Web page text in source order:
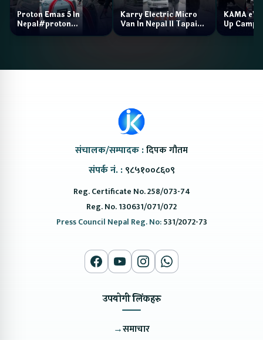
Proton Emas 5 In
Nepal#proton
#protonemas5#protonnepal#evcarnepal
Karry Electric Micro
Van In Nepal II Tapaiko
Bazar II Jankari
KAMA eV
Up Camp
संचालक/सम्पादक :दिपक गौतम
संपर्क नं. : ९८५१००८६०९
Reg. Certificate No. 258/073-74
Reg. No. 130631/071/072
Press Council Nepal Reg. No:531/2072-73
उपयोगी लिंकहरु
→समाचार